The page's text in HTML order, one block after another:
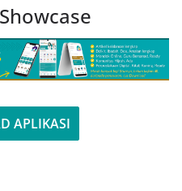
APLIKASI